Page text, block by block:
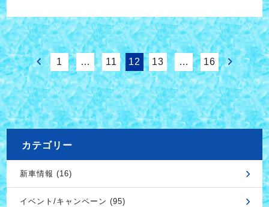
1 … 11 12 13 … 16
カテゴリー
新車情報 (16)
イベント/キャンペーン (95)